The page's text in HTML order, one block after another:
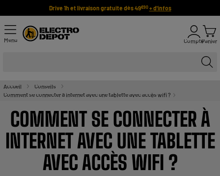
Drive 1h et livraison gratuite dès 49€90 + d'infos
Menu ComptePanier
Accueil
Conseils
Comment se connecter à internet avec une tablette avec accès wifi ?
COMMENT SE CONNECTER À
INTERNET AVEC UNE TABLETTE
AVEC ACCÈS WIFI ?